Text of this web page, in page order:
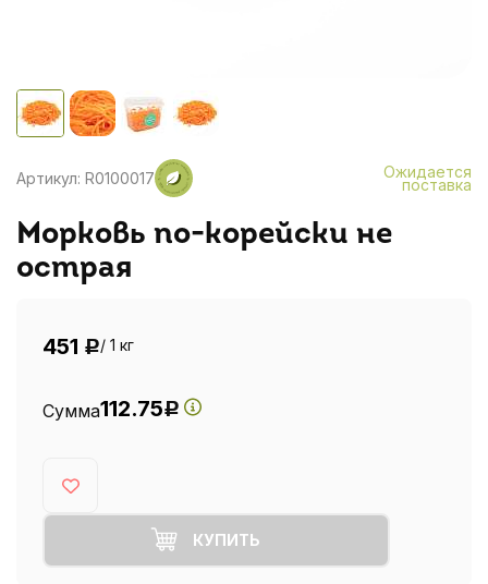
Артикул: R0100017 Ожидается
поставка
Морковь по-корейски не
острая
451 Р/ 1 кг
Сумма112.75Р
КУПИТЬ